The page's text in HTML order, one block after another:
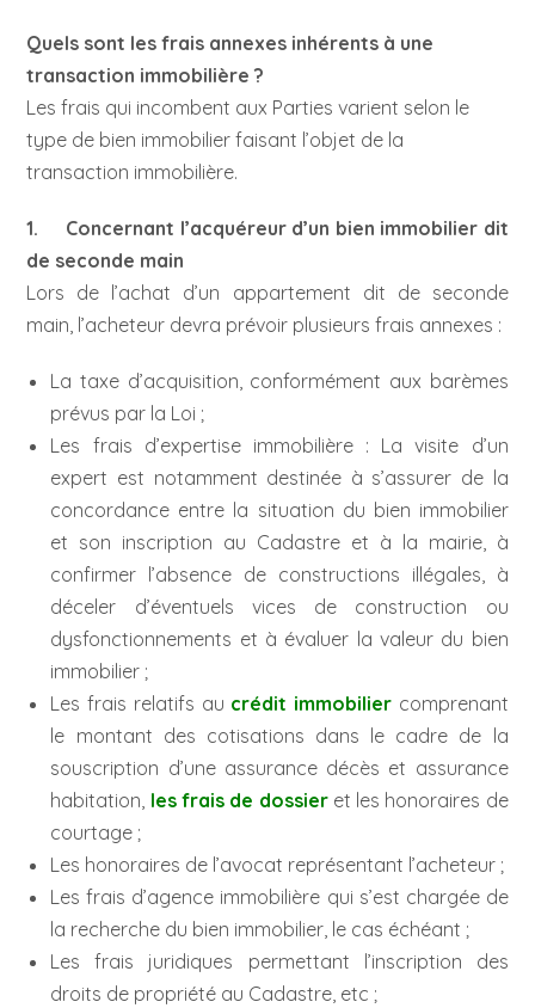
Quels sont les frais annexes inhérents à une
transaction immobilière ?
Les frais qui incombent aux Parties varient selon le
type de bien immobilier faisant l’objet de la
transaction immobilière.
1. Concernant l’acquéreur d’un bien immobilier dit
de seconde main
Lors de l’achat d’un appartement dit de seconde
main, l’acheteur devra prévoir plusieurs frais annexes :
La taxe d’acquisition, conformément aux barèmes
prévus par la Loi ;
Les frais d’expertise immobilière : La visite d’un
expert est notamment destinée à s’assurer de la
concordance entre la situation du bien immobilier
et son inscription au Cadastre et à la mairie, à
confirmer l’absence de constructions illégales, à
déceler d’éventuels vices de construction ou
dysfonctionnements et à évaluer la valeur du bien
immobilier ;
Les frais relatifs au crédit immobiliercomprenant
le montant des cotisations dans le cadre de la
souscription d’une assurance décès et assurance
habitation, les frais de dossieret les honoraires de
courtage ;
Les honoraires de l’avocat représentant l’acheteur ;
Les frais d’agence immobilière qui s’est chargée de
la recherche du bien immobilier, le cas échéant ;
Les frais juridiques permettant l’inscription des
droits de propriété au Cadastre, etc ;